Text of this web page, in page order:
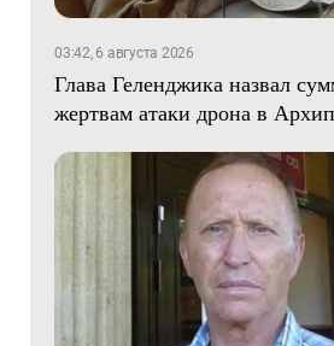
03:42, 6 августа 2026
Глава Геленджика назвал
жертвам атаки дрона в